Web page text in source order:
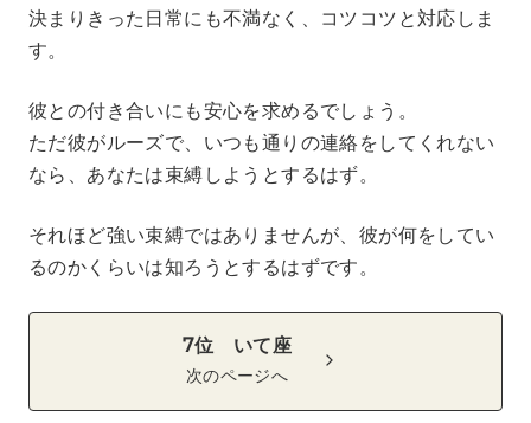
決まりきった日常にも不満なく、コツコツと対応しま
す。
彼との付き合いにも安心を求めるでしょう。
ただ彼がルーズで、いつも通りの連絡をしてくれない
なら、あなたは束縛しようとするはず。
それほど強い束縛ではありませんが、彼が何をしてい
るのかくらいは知ろうとするはずです。
7位 いて座
次のページへ